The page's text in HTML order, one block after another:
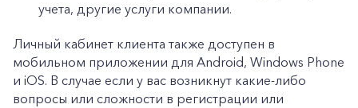
учета, другие услуги компании.
Личный кабинет клиента также доступен в
мобильном приложении для Android, Windows Phone
и iOS. В случае если у вас возникнут какие-либо
вопросы или сложности в регистрации или